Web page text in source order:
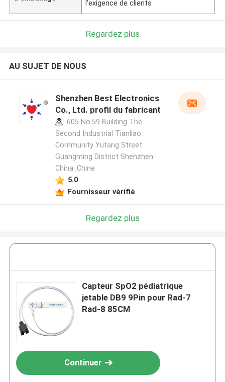
l'exigence de clients
Regardez plus
AU SUJET DE NOUS
Shenzhen Best Electronics
Co., Ltd. profil du fabricant
605 No.59 Building The
Second Industrial Tianliao
Community Yutang Street
Guangming District Shenzhen
China ,Chine
5.0
Fournisseur vérifié
Regardez plus
Capteur SpO2 pédiatrique
jetable DB9 9Pin pour Rad-7
Rad-8 85CM
Continuer